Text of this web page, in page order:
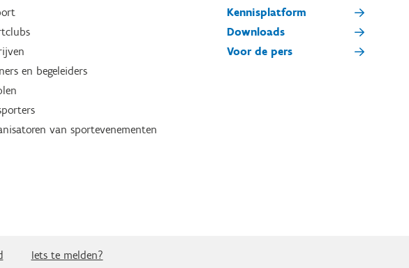
en begeleiders
van sportevenementen
Kennisplatform
Downloads
Voor de pers
Iets te melden?